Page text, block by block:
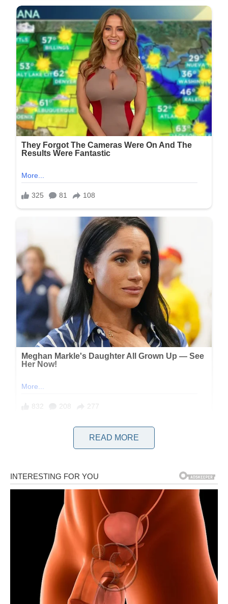
Razlozi zbog kojih ovaj recept zadovoljava svako nepce. Ovo
jelo pripremam kada želim upotrijebiti svježe namirnice i
koja se sviđa svima, od pronicljive djece do željnih odraslih.
Usitnjeno povrće čini vlažan temeljac, a brašno i jaja služe za
kohezivno povezivanje sastojaka. Pečenjem u tavi s biljnim
uljem postižu se zlatne palačinke koje karakteriziraju hrskavi
rubovi, koji su istovremeno slatki i rahli te pružaju neizmjerno
zadovoljstvo.
Bogat povrćem: uključuje tikvice, krumpir, mladi luk i peršin.
Brz i praktičan: spreman za kuhanje za manje od 20 minuta od
pripreme. Svestran okus: Može se poboljšati raznim biljem,
READ MORE